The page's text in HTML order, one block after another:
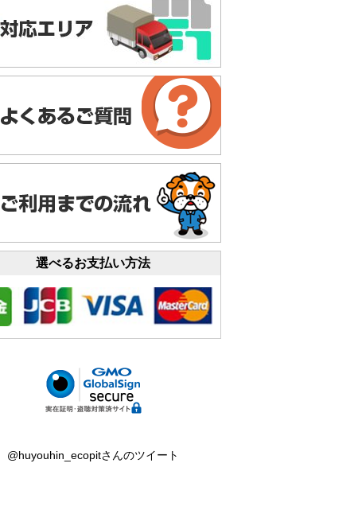
選べるお支払い方法
@huyouhin_ecopitさんのツイート